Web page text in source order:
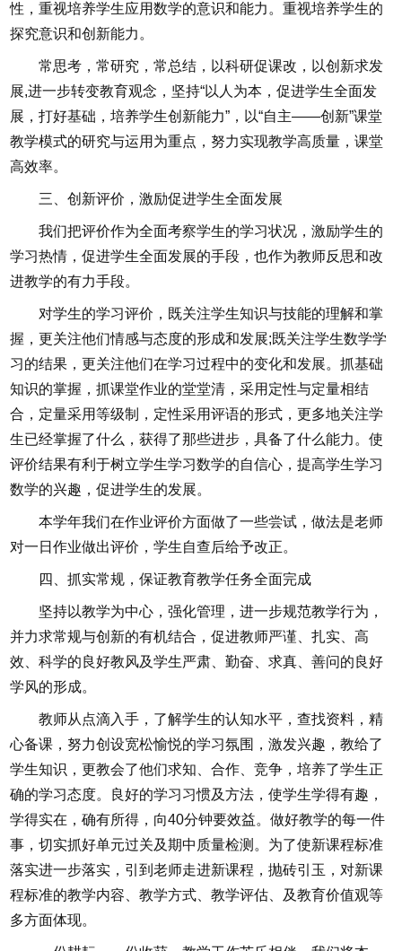
性，重视培养学生应用数学的意识和能力。重视培养学生的
探究意识和创新能力。
常思考，常研究，常总结，以科研促课改，以创新求发
展,进一步转变教育观念，坚持“以人为本，促进学生全面发
展，打好基础，培养学生创新能力”，以“自主——创新”课堂
教学模式的研究与运用为重点，努力实现教学高质量，课堂
高效率。
三、创新评价，激励促进学生全面发展
我们把评价作为全面考察学生的学习状况，激励学生的
学习热情，促进学生全面发展的手段，也作为教师反思和改
进教学的有力手段。
对学生的学习评价，既关注学生知识与技能的理解和掌
握，更关注他们情感与态度的形成和发展;既关注学生数学学
习的结果，更关注他们在学习过程中的变化和发展。抓基础
知识的掌握，抓课堂作业的堂堂清，采用定性与定量相结
合，定量采用等级制，定性采用评语的形式，更多地关注学
生已经掌握了什么，获得了那些进步，具备了什么能力。使
评价结果有利于树立学生学习数学的自信心，提高学生学习
数学的兴趣，促进学生的发展。
本学年我们在作业评价方面做了一些尝试，做法是老师
对一日作业做出评价，学生自查后给予改正。
四、抓实常规，保证教育教学任务全面完成
坚持以教学为中心，强化管理，进一步规范教学行为，
并力求常规与创新的有机结合，促进教师严谨、扎实、高
效、科学的良好教风及学生严肃、勤奋、求真、善问的良好
学风的形成。
教师从点滴入手，了解学生的认知水平，查找资料，精
心备课，努力创设宽松愉悦的学习氛围，激发兴趣，教给了
学生知识，更教会了他们求知、合作、竞争，培养了学生正
确的学习态度。良好的学习习惯及方法，使学生学得有趣，
学得实在，确有所得，向40分钟要效益。做好教学的每一件
事，切实抓好单元过关及期中质量检测。为了使新课程标准
落实进一步落实，引到老师走进新课程，抛砖引玉，对新课
程标准的教学内容、教学方式、教学评估、及教育价值观等
多方面体现。